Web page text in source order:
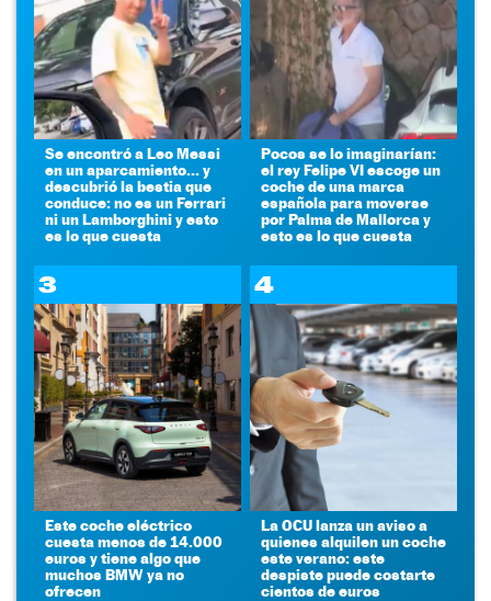
Se encontró a Leo Messi
en un aparcamiento... y
descubrió la bestia que
conduce: no es un Ferrari
ni un Lamborghini y esto
es lo que cuesta
Pocos se lo imaginarían:
el rey Felipe VI escoge un
coche de una marca
española para moverse
por Palma de Mallorca y
esto es lo que cuesta
3
Este coche eléctrico
cuesta menos de 14.000
euros y tiene algo que
muchos BMW ya no
ofrecen
4
La OCU lanza un aviso a
quienes alquilen un coche
este verano: este
despiste puede costarte
cientos de euros